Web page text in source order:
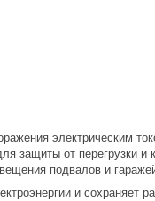
электрическим
защиты от перегрузки и
подвалов и
и сохраняет